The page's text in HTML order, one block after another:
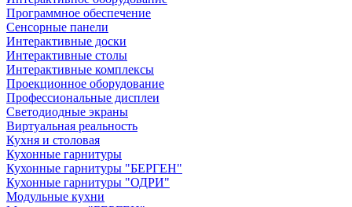
Программное обеспечение
Сенсорные панели
Интерактивные доски
Интерактивные столы
Интерактивные комплексы
Проекционное оборудование
Профессиональные дисплеи
Светодиодные экраны
Виртуальная реальность
Кухня и столовая
Кухонные гарнитуры
Кухонные гарнитуры "БЕРГЕН"
Кухонные гарнитуры "ОДРИ"
Модульные кухни